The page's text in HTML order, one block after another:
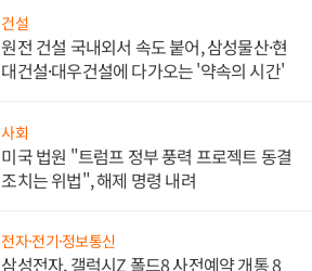
건설
원전 건설 국내외서 속도 붙어, 삼성물산·현
대건설·대우건설에 다가오는 '약속의 시간'
사회
미국 법원 "트럼프 정부 풍력 프로젝트 동결
조치는 위법", 해제 명령 내려
전자·전기·정보통신
삼성전자, 갤럭시Z 폴드8 사전예약 개통 8